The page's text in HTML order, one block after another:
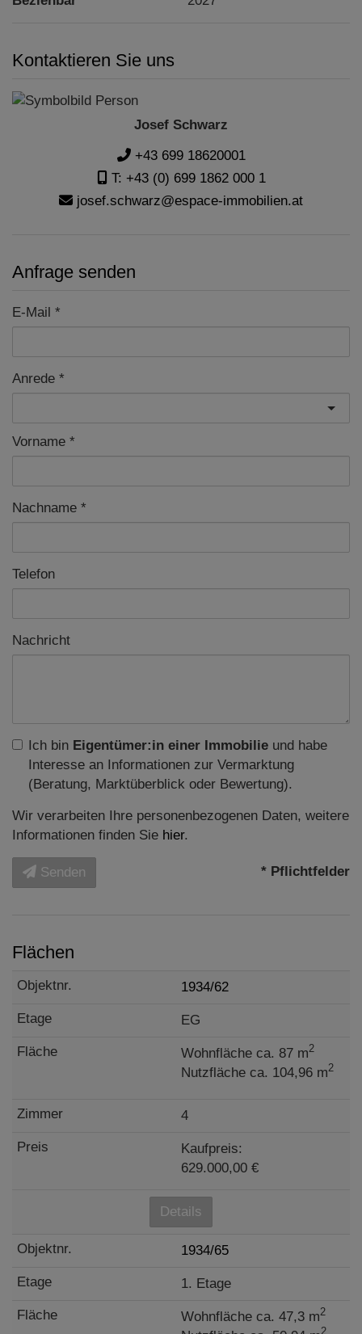
Kontaktieren Sie uns
Josef Schwarz
+43 699 18620001
T: +43 (0) 699 1862 000 1
josef.schwarz@espace-immobilien.at
Anfrage senden
E-Mail
Anrede
Vorname
Nachname
Telefon
Nachricht
Ich bin Eigentümer:in einer Immobilie und habe
Interesse an Informationen zur Vermarktung
(Beratung, Marktüberblick oder Bewertung).
Wir verarbeiten Ihre personenbezogenen Daten, weitere
Informationen finden Sie hier.
Senden * Pflichtfelder
Flächen
1934/62
EG
Wohnfläche ca. 87 m2
Nutzfläche ca. 104,96 m2
4
Kaufpreis:
629.000,00 €
Details
1934/65
1. Etage
Wohnfläche ca. 47,3 m2
2